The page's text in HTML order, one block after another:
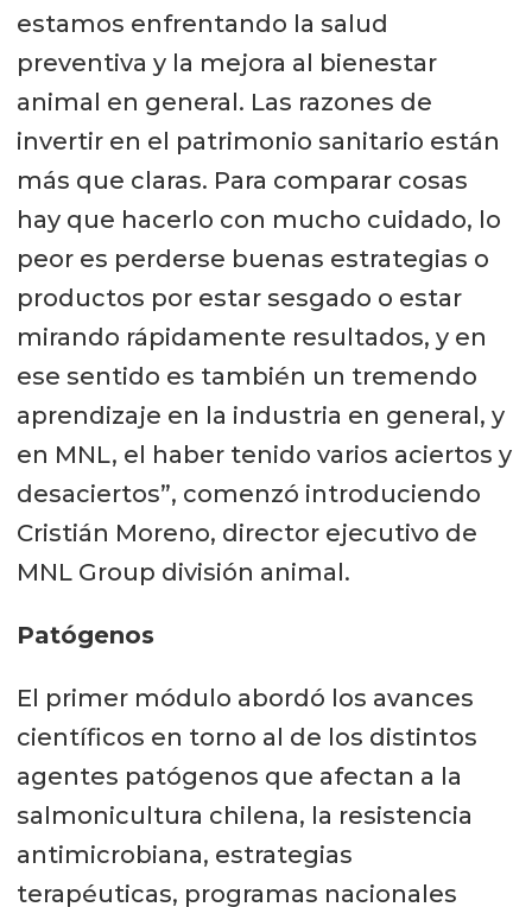
estamos enfrentando la salud
preventiva y la mejora al bienestar
animal en general. Las razones de
invertir en el patrimonio sanitario están
más que claras. Para comparar cosas
hay que hacerlo con mucho cuidado, lo
peor es perderse buenas estrategias o
productos por estar sesgado o estar
mirando rápidamente resultados, y en
ese sentido es también un tremendo
aprendizaje en la industria en general, y
en MNL, el haber tenido varios aciertos y
desaciertos”, comenzó introduciendo
Cristián Moreno, director ejecutivo de
MNL Group división animal.
Patógenos
El primer módulo abordó los avances
científicos en torno al de los distintos
agentes patógenos que afectan a la
salmonicultura chilena, la resistencia
antimicrobiana, estrategias
terapéuticas, programas nacionales